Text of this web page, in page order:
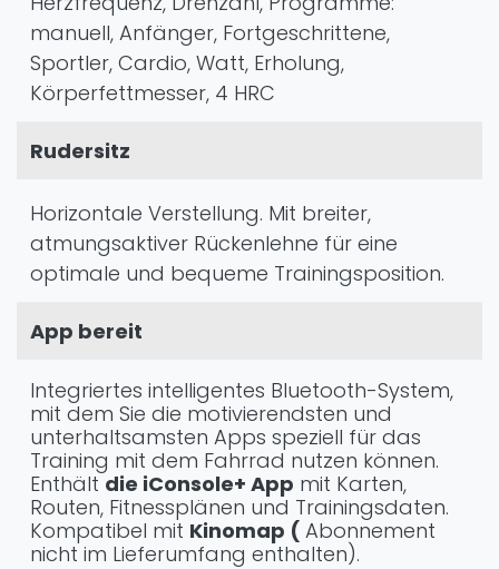
manuell, Anfänger, Fortgeschrittene,
Sportler, Cardio, Watt, Erholung,
Körperfettmesser, 4 HRC
Rudersitz
Horizontale Verstellung. Mit breiter,
atmungsaktiver Rückenlehne für eine
optimale und bequeme Trainingsposition.
App bereit
Integriertes intelligentes Bluetooth-System,
mit dem Sie die motivierendsten und
unterhaltsamsten Apps speziell für das
Training mit dem Fahrrad nutzen können.
Enthält die iConsole+ App mit Karten,
Routen, Fitnessplänen und Trainingsdaten.
Kompatibel mit Kinomap ( Abonnement
nicht im Lieferumfang enthalten).